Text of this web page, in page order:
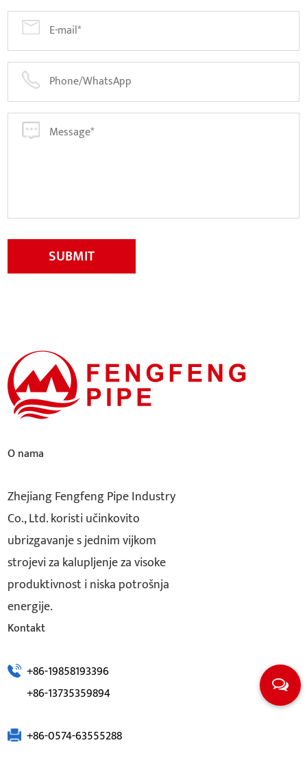
SUBMIT
O nama
Zhejiang Fengfeng Pipe Industry
Co., Ltd. koristi učinkovito
ubrizgavanje s jednim vijkom
strojevi za kalupljenje za visoke
produktivnost i niska potrošnja
energije.
Kontakt
+86-19858193396
+86-13735359894
+86-0574-63555288